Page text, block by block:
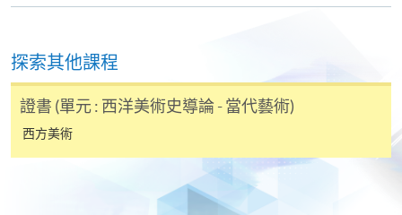
探索其他課程
證書 (單元 : 西洋美術史導論 - 當代藝術)
西方美術